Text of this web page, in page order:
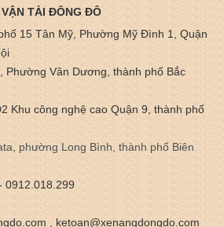
TẢI ĐÔNG ĐÔ
15 Tân Mỹ, Phường Mỹ Đình 1, Quận
Phường Vân Dương, thành phố Bắc
Khu công nghệ cao Quận 9, thành phố
phường Long Bình, thành phố Biên
0912.018.299
, ketoan@xenangdongdo.com